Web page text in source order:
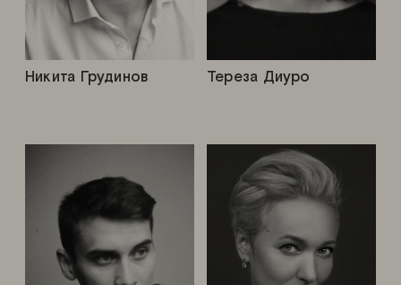
Тереза Диуро
Никита Грудинов